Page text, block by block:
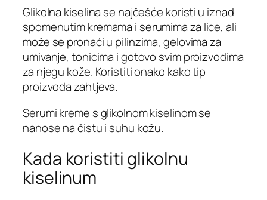
Glikolna kiselina se najčešće koristi u iznad
spomenutim kremama i serumima za lice, ali
može se pronaći u pilinzima, gelovima za
umivanje, tonicima i gotovo svim proizvodima
za njegu kože. Koristiti onako kako tip
proizvoda zahtjeva.
Serumi kreme s glikolnom kiselinom se
nanose na čistu i suhu kožu.
Kada koristiti glikolnu
kiselinum